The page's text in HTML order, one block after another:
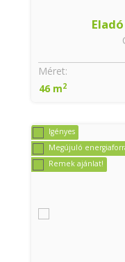
Eladó
Méret:
46 m2
Igényes
Megújuló
Remek ajánlat!